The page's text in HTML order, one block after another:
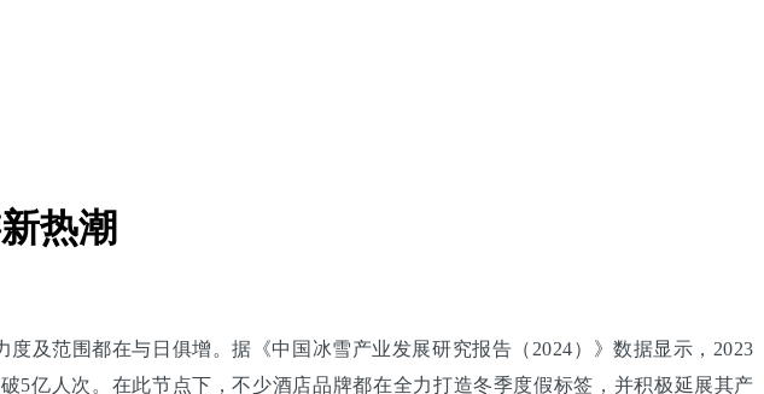
热潮
及范围都在与日俱增。据《中国冰雪产业发展研究报告（2024）》数据显示，2023
5亿人次。在此节点下，不少酒店品牌都在全力打造冬季度假标签，并积极延展其产